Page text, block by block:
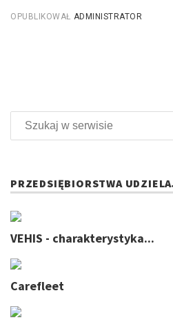
OPUBLIKOWAŁ ADMINISTRATOR
PRZEDSIĘBIORSTWA
VEHIS - charakterystyka...
Carefleet